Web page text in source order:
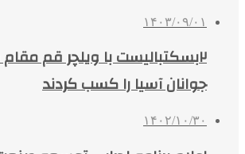
۱۴۰۳/۰۹/۰۱
۲بسکتبالیست با ویلچر قم
جوانان آسیا را کسب کردند
۱۴۰۲/۱۰/۳۰